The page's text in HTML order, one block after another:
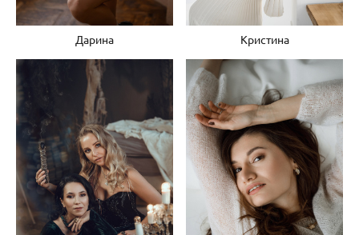
Дарина Кристина